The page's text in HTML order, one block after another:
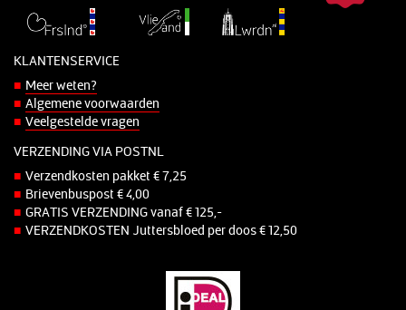
KLANTENSERVICE
Meer weten?
Algemene voorwaarden
Veelgestelde vragen
VERZENDING VIA POSTNL
Verzendkosten pakket € 7,25
Brievenbuspost € 4,00
GRATIS VERZENDING vanaf € 125,-
VERZENDKOSTEN Juttersbloed per doos € 12,50